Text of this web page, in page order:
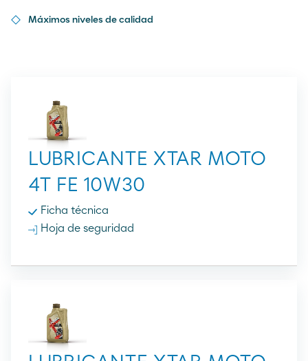
Máximos niveles de calidad
LUBRICANTE XTAR MOTO
4T FE 10W30
Ficha técnica
Hoja de seguridad